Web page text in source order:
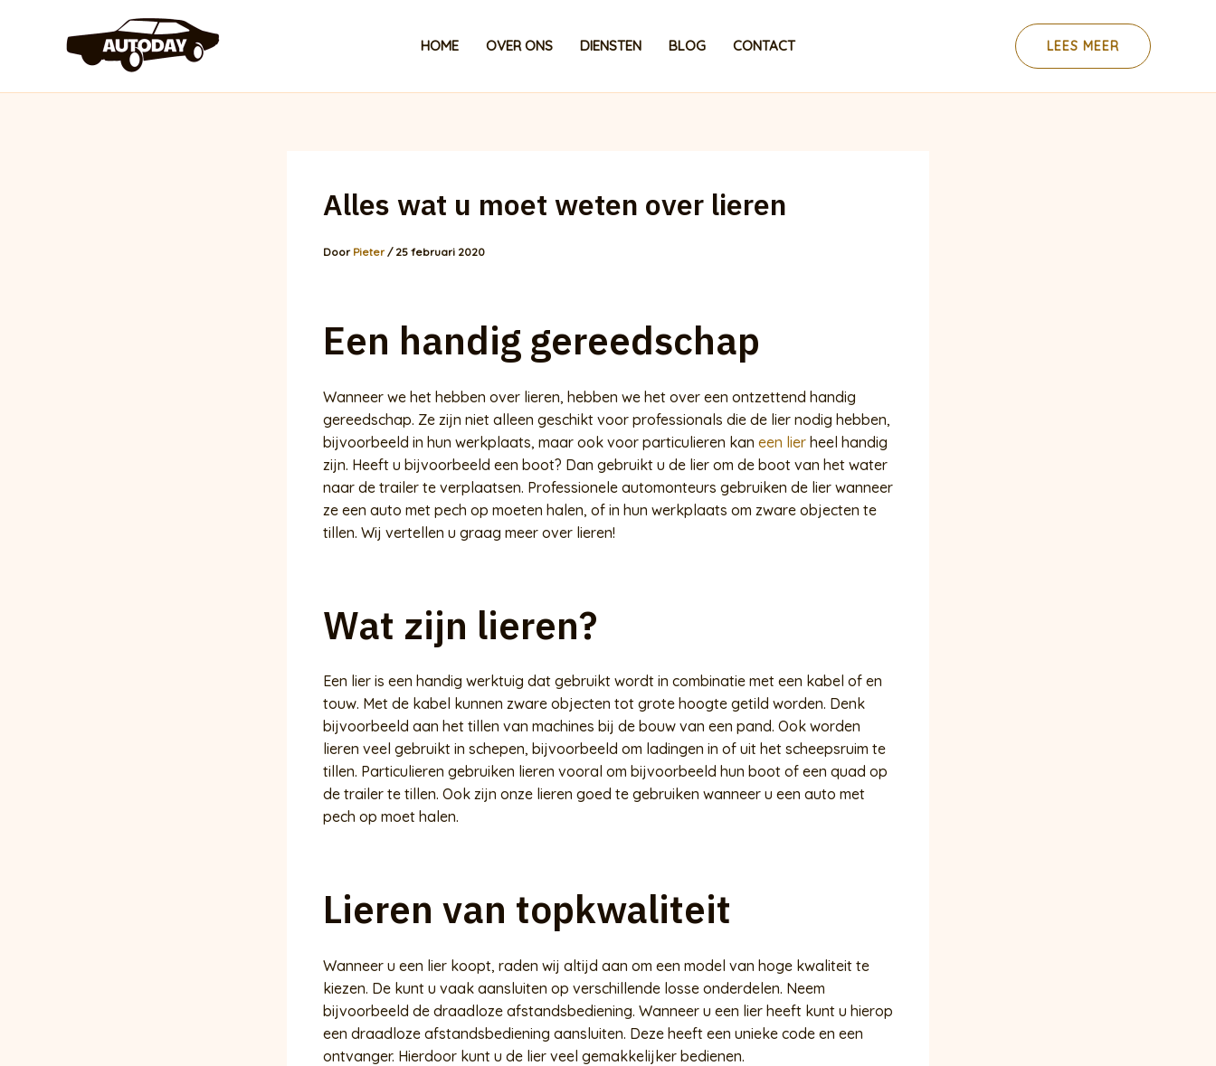
HOME OVER ONS DIENSTEN BLOG CONTACT LEES MEER
Alles wat u moet weten over lieren
Door Pieter/ 25 februari 2020
Een handig gereedschap
Wanneer we het hebben over lieren, hebben we het over een ontzettend handig
gereedschap. Ze zijn niet alleen geschikt voor professionals die de lier nodig hebben,
bijvoorbeeld in hun werkplaats, maar ook voor particulieren kan een lier heel handig
zijn. Heeft u bijvoorbeeld een boot? Dan gebruikt u de lier om de boot van het water
naar de trailer te verplaatsen. Professionele automonteurs gebruiken de lier wanneer
ze een auto met pech op moeten halen, of in hun werkplaats om zware objecten te
tillen. Wij vertellen u graag meer over lieren!
Wat zijn lieren?
Een lier is een handig werktuig dat gebruikt wordt in combinatie met een kabel of en
touw. Met de kabel kunnen zware objecten tot grote hoogte getild worden. Denk
bijvoorbeeld aan het tillen van machines bij de bouw van een pand. Ook worden
lieren veel gebruikt in schepen, bijvoorbeeld om ladingen in of uit het scheepsruim te
tillen. Particulieren gebruiken lieren vooral om bijvoorbeeld hun boot of een quad op
de trailer te tillen. Ook zijn onze lieren goed te gebruiken wanneer u een auto met
pech op moet halen.
Lieren van topkwaliteit
Wanneer u een lier koopt, raden wij altijd aan om een model van hoge kwaliteit te
kiezen. De kunt u vaak aansluiten op verschillende losse onderdelen. Neem
bijvoorbeeld de draadloze afstandsbediening. Wanneer u een lier heeft kunt u hierop
een draadloze afstandsbediening aansluiten. Deze heeft een unieke code en een
ontvanger. Hierdoor kunt u de lier veel gemakkelijker bedienen.